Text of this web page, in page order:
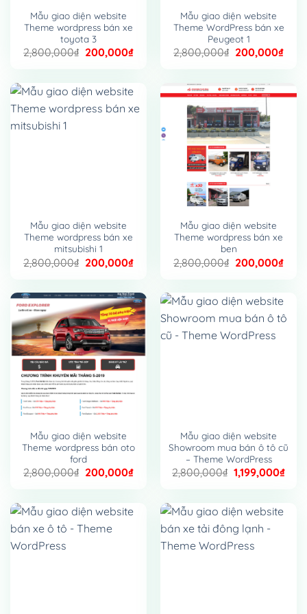
Mẫu giao diện website
Theme wordpress bán xe
toyota 3
2,800,000₫ Giá
2,800,000₫.
200,000₫Giá
200,000₫.
Mẫu giao diện website
Theme WordPress bán xe
Peugeot 1
2,800,000₫ Giá
2,800,000₫.
200,000₫Giá
Mẫu giao diện website
Theme wordpress bán xe
mitsubishi 1
2,800,000₫ Giá
2,800,000₫.
200,000₫Giá
là:
200,000₫.
Mẫu giao diện website
Theme wordpress bán xe
ben
2,800,000₫ Giá
2,800,000₫.
200,000₫Giá
Mẫu giao diện website
Theme wordpress bán oto
ford
2,800,000₫ Giá
2,800,000₫.
200,000₫Giá
200,000₫.
Mẫu giao diện website
Showroom mua bán ô tô cũ
– Theme WordPress
2,800,000₫ Giá
gốc
2,800,000₫.
1,199,000₫Giá